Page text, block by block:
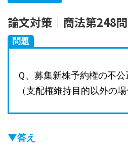
論文対策｜商法第248問
問題
Ｑ、募集新株予約権の不公
（支配権維持目的以外の場
▼答え